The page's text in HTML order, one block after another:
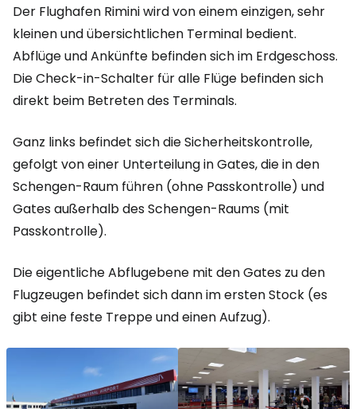
Der Flughafen Rimini wird von einem einzigen, sehr
kleinen und übersichtlichen Terminal bedient.
Abflüge und Ankünfte befinden sich im Erdgeschoss.
Die Check-in-Schalter für alle Flüge befinden sich
direkt beim Betreten des Terminals.
Ganz links befindet sich die Sicherheitskontrolle,
gefolgt von einer Unterteilung in Gates, die in den
Schengen-Raum führen (ohne Passkontrolle) und
Gates außerhalb des Schengen-Raums (mit
Passkontrolle).
Die eigentliche Abflugebene mit den Gates zu den
Flugzeugen befindet sich dann im ersten Stock (es
gibt eine feste Treppe und einen Aufzug).